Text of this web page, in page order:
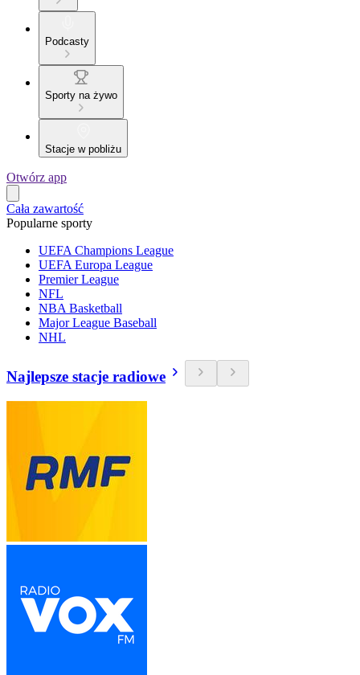
Podcasty
Sporty na żywo
Stacje w pobliżu
Otwórz app
Cała zawartość
Popularne sporty
UEFA Champions League
UEFA Europa League
Premier League
NFL
NBA Basketball
Major League Baseball
NHL
Najlepsze stacje radiowe